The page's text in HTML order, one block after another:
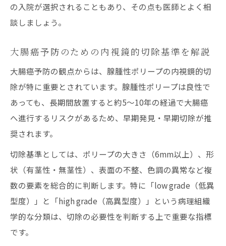
の入院が選択されることもあり、その点も医師とよく相
談しましょう。
大腸癌予防のための内視鏡的切除基準を解説
大腸癌予防の観点からは、腺腫性ポリープの内視鏡的切
除が特に重要とされています。腺腫性ポリープは良性で
あっても、長期間放置すると約5〜10年の経過で大腸癌
へ進行するリスクがあるため、早期発見・早期切除が推
奨されます。
切除基準としては、ポリープの大きさ（6mm以上）、形
状（有茎性・無茎性）、表面の不整、色調の異常など複
数の要素を総合的に判断します。特に「low grade（低異
型度）」と「high grade（高異型度）」という病理組織
学的な分類は、切除の必要性を判断する上で重要な指標
です。